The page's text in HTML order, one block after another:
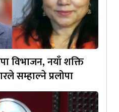
विभाजन, नयाँ शक्ति
सम्हाल्ने प्रलोपा